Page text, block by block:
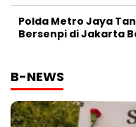
Polda Metro Jaya
Bersenpi di Jakarta
B-NEWS